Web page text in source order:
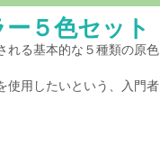
５色セット
る基本的な５種類の原
用したいという、入門